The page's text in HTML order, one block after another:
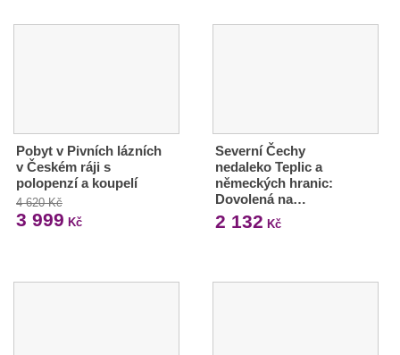
Pobyt v Pivních lázních
v Českém ráji s
polopenzí a koupelí
4 620 Kč
3 999 Kč
Severní Čechy
nedaleko Teplic a
německých hranic:
Dovolená na…
2 132 Kč